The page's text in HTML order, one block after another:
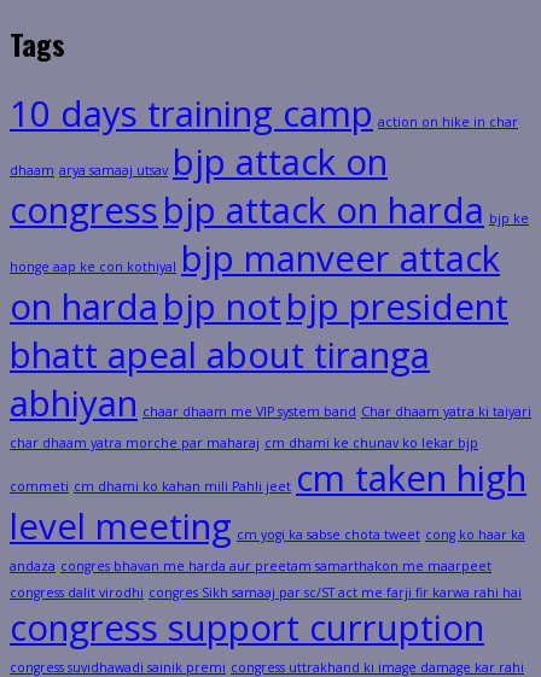
Tags
10 days training camp action on hike in char
dhaam arya samaaj utsav bjp attack on
congressbjp attack on harda bjp ke
honge aap ke con kothiyal bjp manveer attack
on harda bjp notbjp president
bhatt apeal about tiranga
abhiyan chaar dhaam me VIP system band Char dhaam yatra ki taiyari
char dhaam yatra morche par maharaj cm dhami ke chunav ko lekar bjp
commeti cm dhami ko kahan mili Pahli jeet cm taken high
level meeting cm yogi ka sabse chota tweet cong ko haar ka
andaza congres bhavan me harda aur preetam samarthakon me maarpeet
congress dalit virodhi congres Sikh samaaj par sc/ST act me farji fir karwa rahi hai
congress support curruption
congress suvidhawadi sainik premi congress uttrakhand ki image damage kar rahi